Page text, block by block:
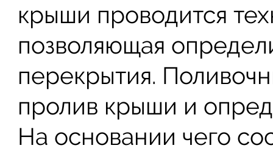
крыши проводится
позволяющая
перекрытия.
пролив крыши и
На основании чего